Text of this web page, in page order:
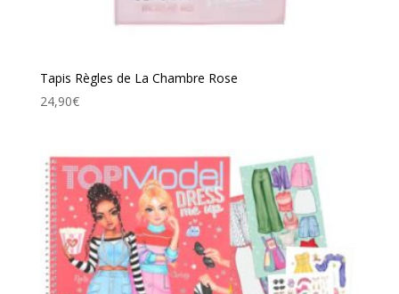
Tapis Règles de La Chambre Rose
24,90€